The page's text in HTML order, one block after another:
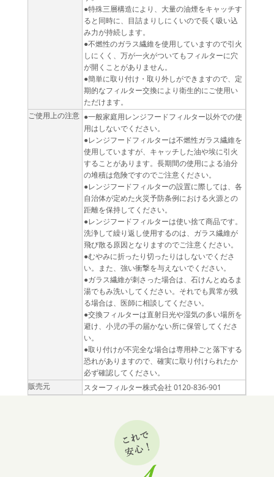
●特殊三層構造により、大量の油煙をキャッチす
ると同時に、目詰まりしにくいので長く吸い込
み力が持続します。
●不燃性のガラス繊維を使用していますので引火
しにくく、万が一火がついてもフィルターに穴
が開くことがありません。
●簡単に取り付け・取り外しができますので、定
期的なフィルター交換により衛生的にご使用い
ただけます。
ご使用上の注意 ●一般家庭用レンジフードフィルター以外での使
用はしないでください。
●レンジフードフィルターは不燃性ガラス繊維を
使用していますが、キャッチした油や埃に引火
することがあります。長期間の使用による油分
の堆積は危険ですのでご注意ください。
●レンジフードフィルターの設置に際しては、各
自治体が定めた火災予防条例における火源との
距離を保持してください。
●レンジフードフィルターは使い捨て商品です。
洗浄して繰り返し使用するのは、ガラス繊維が
飛び散る原因となりますのでご注意ください。
●むやみに折ったり切ったりはしないでくださ
い。また、強い衝撃を与えないでください。
●ガラス繊維が刺さった場合は、石けんとぬるま
湯でもみ洗いしてください。それでも異常が残
る場合は、医師に相談してください。
●交換フィルターは直射日光や湿気の多い場所を
避け、小児の手の届かない所に保管してくださ
い。
●取り付けが不完全な場合は専用枠ごと落下する
恐れがありますので、確実に取り付けられたか
必ず確認してください。
販売元
スターフィルター株式会社 0120-836-901